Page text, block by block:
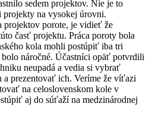
sedem projektov. Nie je to
na vysokej úrovni.
projektov porote, je vidieť že
časť projektu. Práca poroty bola
kola mohli postúpiť iba tri
náročné. Účastníci opäť potvrdili
neupadá a vedia si vybrať
a prezentovať ich. Veríme že víťazi
na celoslovenskom kole v
aj do súťaží na medzinárodnej